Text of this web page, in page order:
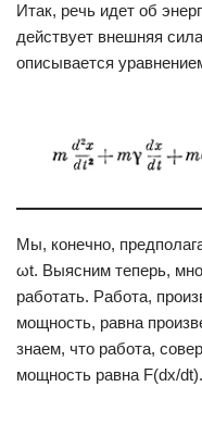
Итак, речь идет об
действует внешняя
описывается
Мы, конечно,
ωt. Выясним теперь,
работать. Работа,
мощность, равна
знаем, что работа,
мощность равна F(dx/